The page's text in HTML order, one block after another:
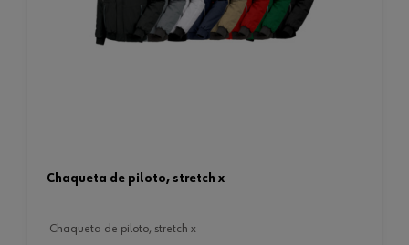
chaqueta de piloto, stretch x
chaqueta de piloto, stretch x